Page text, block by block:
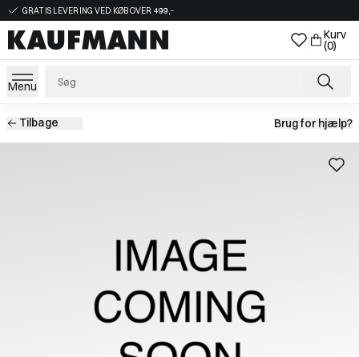
GRATIS LEVERING VED KØB OVER 499,-
Kurv
(0)
Menu
Tilbage Brug for hjælp?